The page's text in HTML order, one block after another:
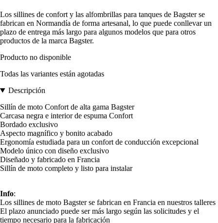
Los sillines de confort y las alfombrillas para tanques de Bagster se
fabrican en Normandía de forma artesanal, lo que puede conllevar un
plazo de entrega más largo para algunos modelos que para otros
productos de la marca Bagster.
Producto no disponible
Todas las variantes están agotadas
Descripción
Sillín de moto Confort de alta gama Bagster
Carcasa negra e interior de espuma Confort
Bordado exclusivo
Aspecto magnífico y bonito acabado
Ergonomía estudiada para un confort de conducción excepcional
Modelo único con diseño exclusivo
Diseñado y fabricado en Francia
Sillín de moto completo y listo para instalar
Info:
Los sillines de moto Bagster se fabrican en Francia en nuestros talleres
El plazo anunciado puede ser más largo según las solicitudes y el
tiempo necesario para la fabricación